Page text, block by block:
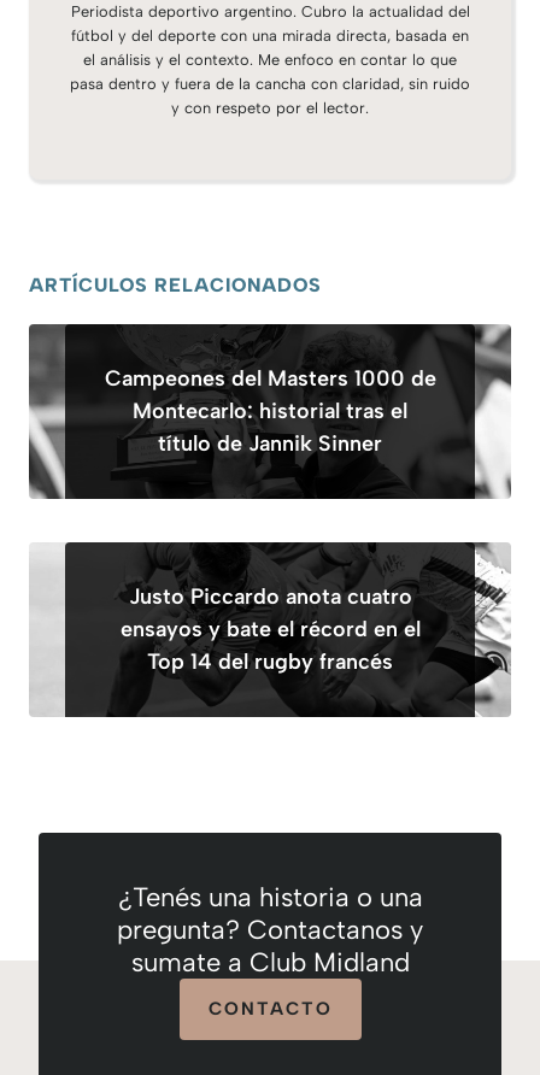
Periodista deportivo argentino. Cubro la actualidad del
fútbol y del deporte con una mirada directa, basada en
el análisis y el contexto. Me enfoco en contar lo que
pasa dentro y fuera de la cancha con claridad, sin ruido
y con respeto por el lector.
ARTÍCULOS RELACIONADOS
Campeones del Masters 1000 de
Montecarlo: historial tras el
título de Jannik Sinner
Justo Piccardo anota cuatro
ensayos y bate el récord en el
Top 14 del rugby francés
¿Tenés una historia o una
pregunta? Contactanos y
sumate a Club Midland
CONTACTO